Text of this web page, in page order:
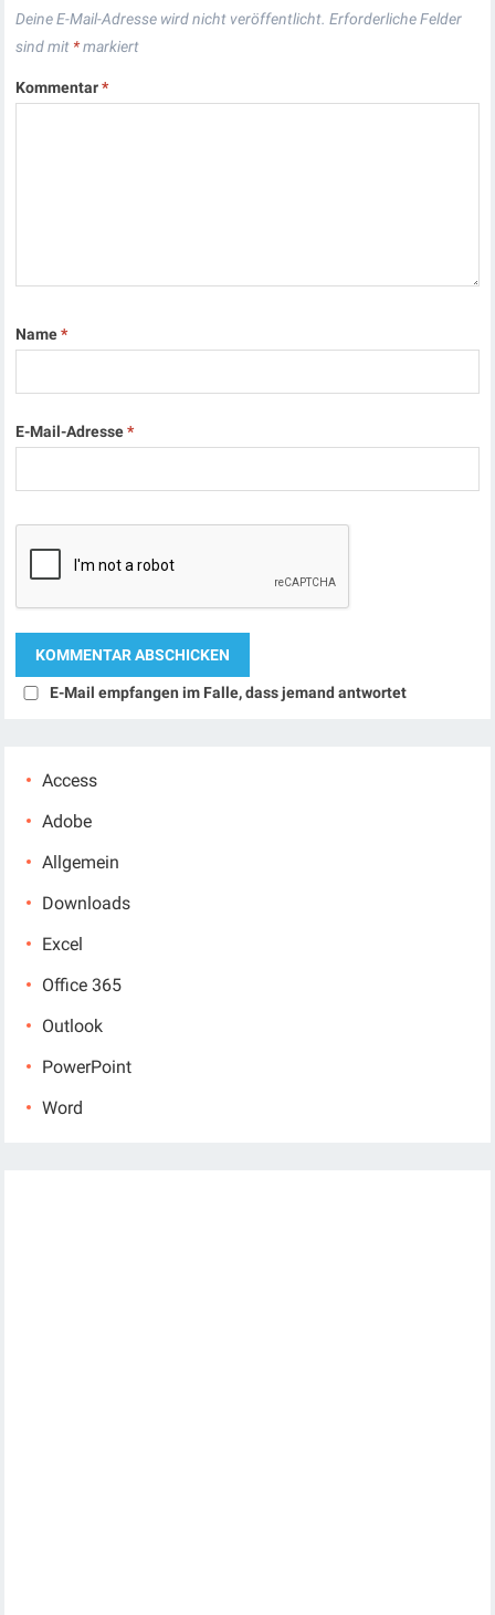
Deine E-Mail-Adresse wird nicht veröffentlicht. Erforderliche Felder
sind mit *markiert
Kommentar*
Name*
E-Mail-Adresse*
E-Mail empfangen im Falle, dass jemand antwortet
Access
Adobe
Allgemein
Downloads
Excel
Office 365
Outlook
PowerPoint
Word